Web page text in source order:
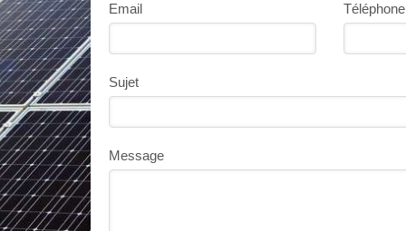
Email Téléphone
Sujet
Message